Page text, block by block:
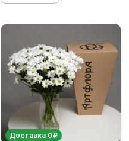
Доставка 0₽